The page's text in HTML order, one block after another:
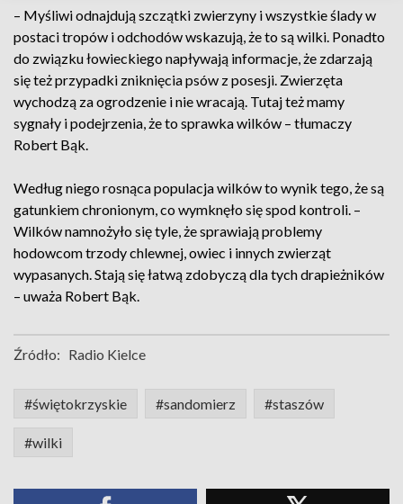
– Myśliwi odnajdują szczątki zwierzyny i wszystkie ślady w
postaci tropów i odchodów wskazują, że to są wilki. Ponadto
do związku łowieckiego napływają informacje, że zdarzają
się też przypadki zniknięcia psów z posesji. Zwierzęta
wychodzą za ogrodzenie i nie wracają. Tutaj też mamy
sygnały i podejrzenia, że to sprawka wilków – tłumaczy
Robert Bąk.
Według niego rosnąca populacja wilków to wynik tego, że są
gatunkiem chronionym, co wymknęło się spod kontroli. –
Wilków namnożyło się tyle, że sprawiają problemy
hodowcom trzody chlewnej, owiec i innych zwierząt
wypasanych. Stają się łatwą zdobyczą dla tych drapieżników
– uważa Robert Bąk.
Źródło: Radio Kielce
#świętokrzyskie #sandomierz #staszów
#wilki